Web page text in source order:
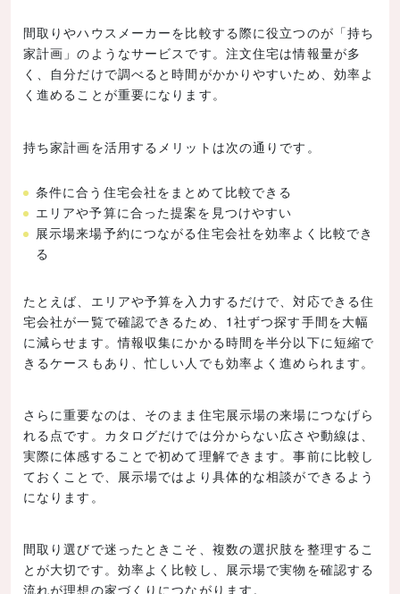
間取りやハウスメーカーを比較する際に役立つのが「持ち
家計画」のようなサービスです。注文住宅は情報量が多
く、自分だけで調べると時間がかかりやすいため、効率よ
く進めることが重要になります。
持ち家計画を活用するメリットは次の通りです。
条件に合う住宅会社をまとめて比較できる
エリアや予算に合った提案を見つけやすい
展示場来場予約につながる住宅会社を効率よく比較でき
る
たとえば、エリアや予算を入力するだけで、対応できる住
宅会社が一覧で確認できるため、1社ずつ探す手間を大幅
に減らせます。情報収集にかかる時間を半分以下に短縮で
きるケースもあり、忙しい人でも効率よく進められます。
さらに重要なのは、そのまま住宅展示場の来場につなげら
れる点です。カタログだけでは分からない広さや動線は、
実際に体感することで初めて理解できます。事前に比較し
ておくことで、展示場ではより具体的な相談ができるよう
になります。
間取り選びで迷ったときこそ、複数の選択肢を整理するこ
とが大切です。効率よく比較し、展示場で実物を確認する
流れが理想の家づくりにつながります。